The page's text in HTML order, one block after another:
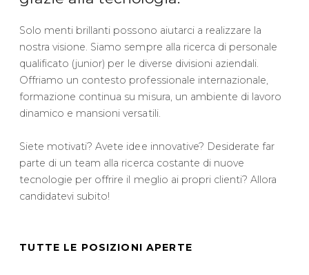
Solo menti brillanti possono aiutarci a realizzare la
nostra visione. Siamo sempre alla ricerca di personale
qualificato (junior) per le diverse divisioni aziendali.
Offriamo un contesto professionale internazionale,
formazione continua su misura, un ambiente di lavoro
dinamico e mansioni versatili.
Siete motivati? Avete idee innovative? Desiderate far
parte di un team alla ricerca costante di nuove
tecnologie per offrire il meglio ai propri clienti? Allora
candidatevi subito!
TUTTE LE POSIZIONI APERTE